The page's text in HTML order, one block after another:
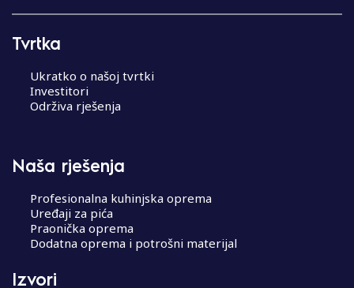
Tvrtka
Ukratko o našoj tvrtki
Investitori
Održiva rješenja
Naša rješenja
Profesionalna kuhinjska oprema
Uređaji za pića
Praonička oprema
Dodatna oprema i potrošni materijal
Izvori